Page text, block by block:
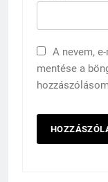
A nevem,
mentése a